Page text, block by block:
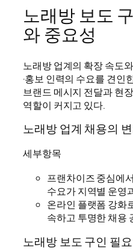
노래방 보도
와 중요성
노래방 업계의 확장 속도
·홍보 인력의 수요를 견인
브랜드 메시지 전달과 현
역할이 커지고 있다.
노래방 업계 채용의
세부항목
프랜차이즈 중심에
수요가 지역별 운영
온라인 플랫폼 강화
속하고 투명한 채용
노래방 보도 구인 필